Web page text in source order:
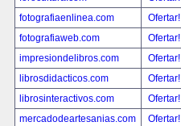
fotografiaenlinea.com
fotografiaweb.com
impresiondelibros.com
librosdidacticos.com
librosinteractivos.com
mercadodeartesanias.com